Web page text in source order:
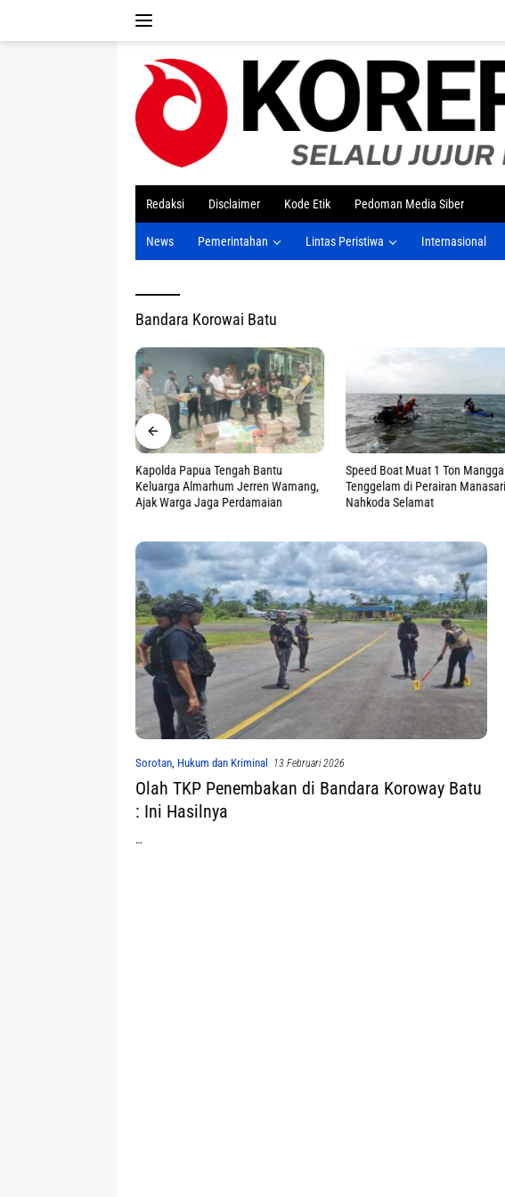
Redaksi Disclaimer Kode Etik Pedoman Media Siber
News Pemerintahan Lintas Peristiwa Internasional
Bandara Korowai Batu
Speed Boat Muat 1 Ton Mangga
Tenggelam di Perairan Manasari,
Nahkoda Selamat
Tinjau Langsung Korban Dugaan
Keracunan MBG, Kasdam
Cenderawasih Pastikan Ini
Sorotan Hukum dan Kriminal 13 Februari 2026
Olah TKP Penembakan di Bandara Koroway Batu
: Ini Hasilnya
…